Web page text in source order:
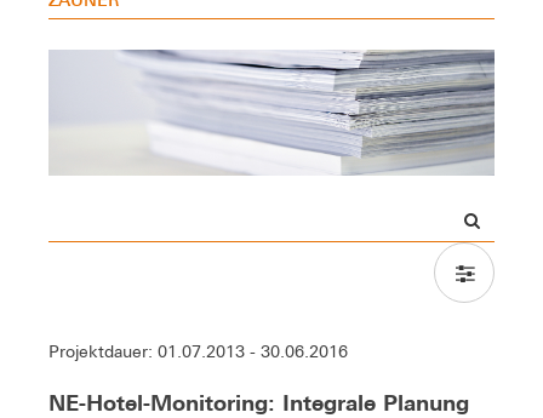
Projektdauer: 01.07.2013 - 30.06.2016
NE-Hotel-Monitoring: Integrale Planung